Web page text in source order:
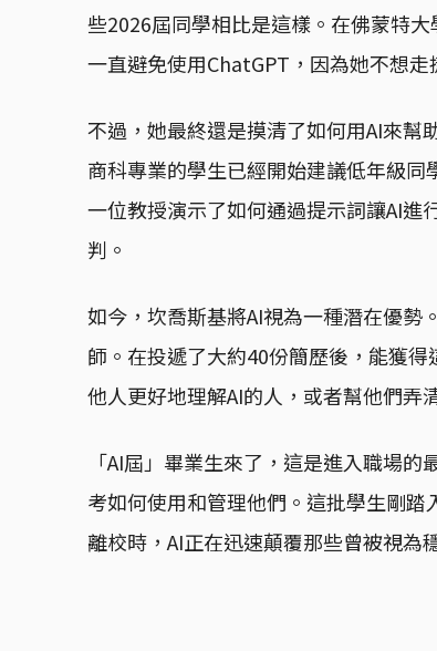
些2026屆同學相比是這樣。在佛蒙特
一直避免使用ChatGPT，因為她不想走
不過，她最終還是摸清了如何用AI來幫
商科專業的學生已經開始建議低年級
一位教授演示了如何通過提示詞讓AI進
判。
如今，坎喬斯基將AI視為一種潛在優勢
師。在投遞了大約40份簡歷後，能獲
他人更好地理解AI的人，或者幫他們弄
「AI屆」畢業生來了，這是進入職場
考如何使用和管理他們。這批學生剛
離校時，AI正在迅速顛覆那些曾被視為